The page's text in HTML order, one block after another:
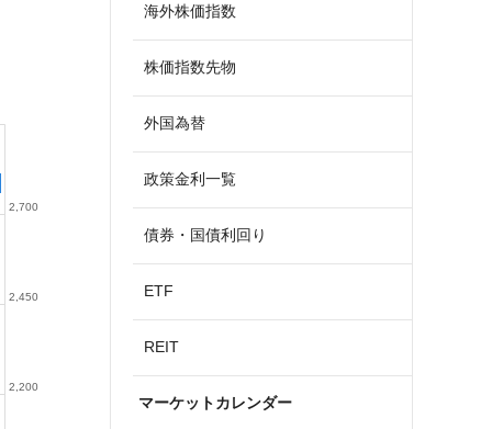
2,200
2,450
2,700
海外株価指数
株価指数先物
外国為替
政策金利一覧
債券・国債利回り
ETF
REIT
マーケットカレンダー